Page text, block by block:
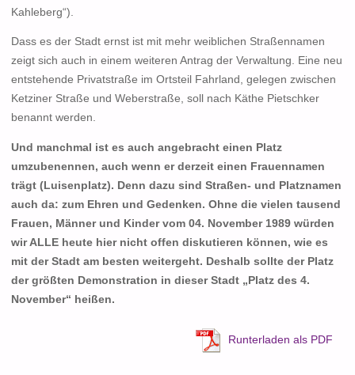
Kahleberg“).
Dass es der Stadt ernst ist mit mehr weiblichen Straßennamen
zeigt sich auch in einem weiteren Antrag der Verwaltung. Eine neu
entstehende Privatstraße im Ortsteil Fahrland, gelegen zwischen
Ketziner Straße und Weberstraße, soll nach Käthe Pietschker
benannt werden.
Und manchmal ist es auch angebracht einen Platz
umzubenennen, auch wenn er derzeit einen Frauennamen
trägt (Luisenplatz). Denn dazu sind Straßen- und Platznamen
auch da: zum Ehren und Gedenken. Ohne die vielen tausend
Frauen, Männer und Kinder vom 04. November 1989 würden
wir ALLE heute hier nicht offen diskutieren können, wie es
mit der Stadt am besten weitergeht. Deshalb sollte der Platz
der größten Demonstration in dieser Stadt „Platz des 4.
November“ heißen.
Runterladen als PDF